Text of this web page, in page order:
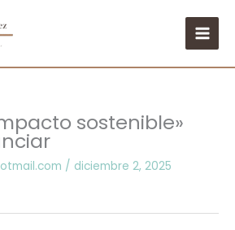
sostenible»
/ diciembre 2, 2025